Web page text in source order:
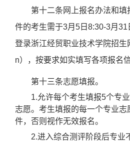
第十二条网上报名办法和
件的考生需于3月5日8:30-3月
登录浙江经贸职业技术学院招生
n），按要求如实填写各项报名
第十三条志愿填报。
1.允许每个考生填报5个专
志愿。考生填报的每一个专业志
件，否则视作无效报名。
2.进入综合测评阶段后专业